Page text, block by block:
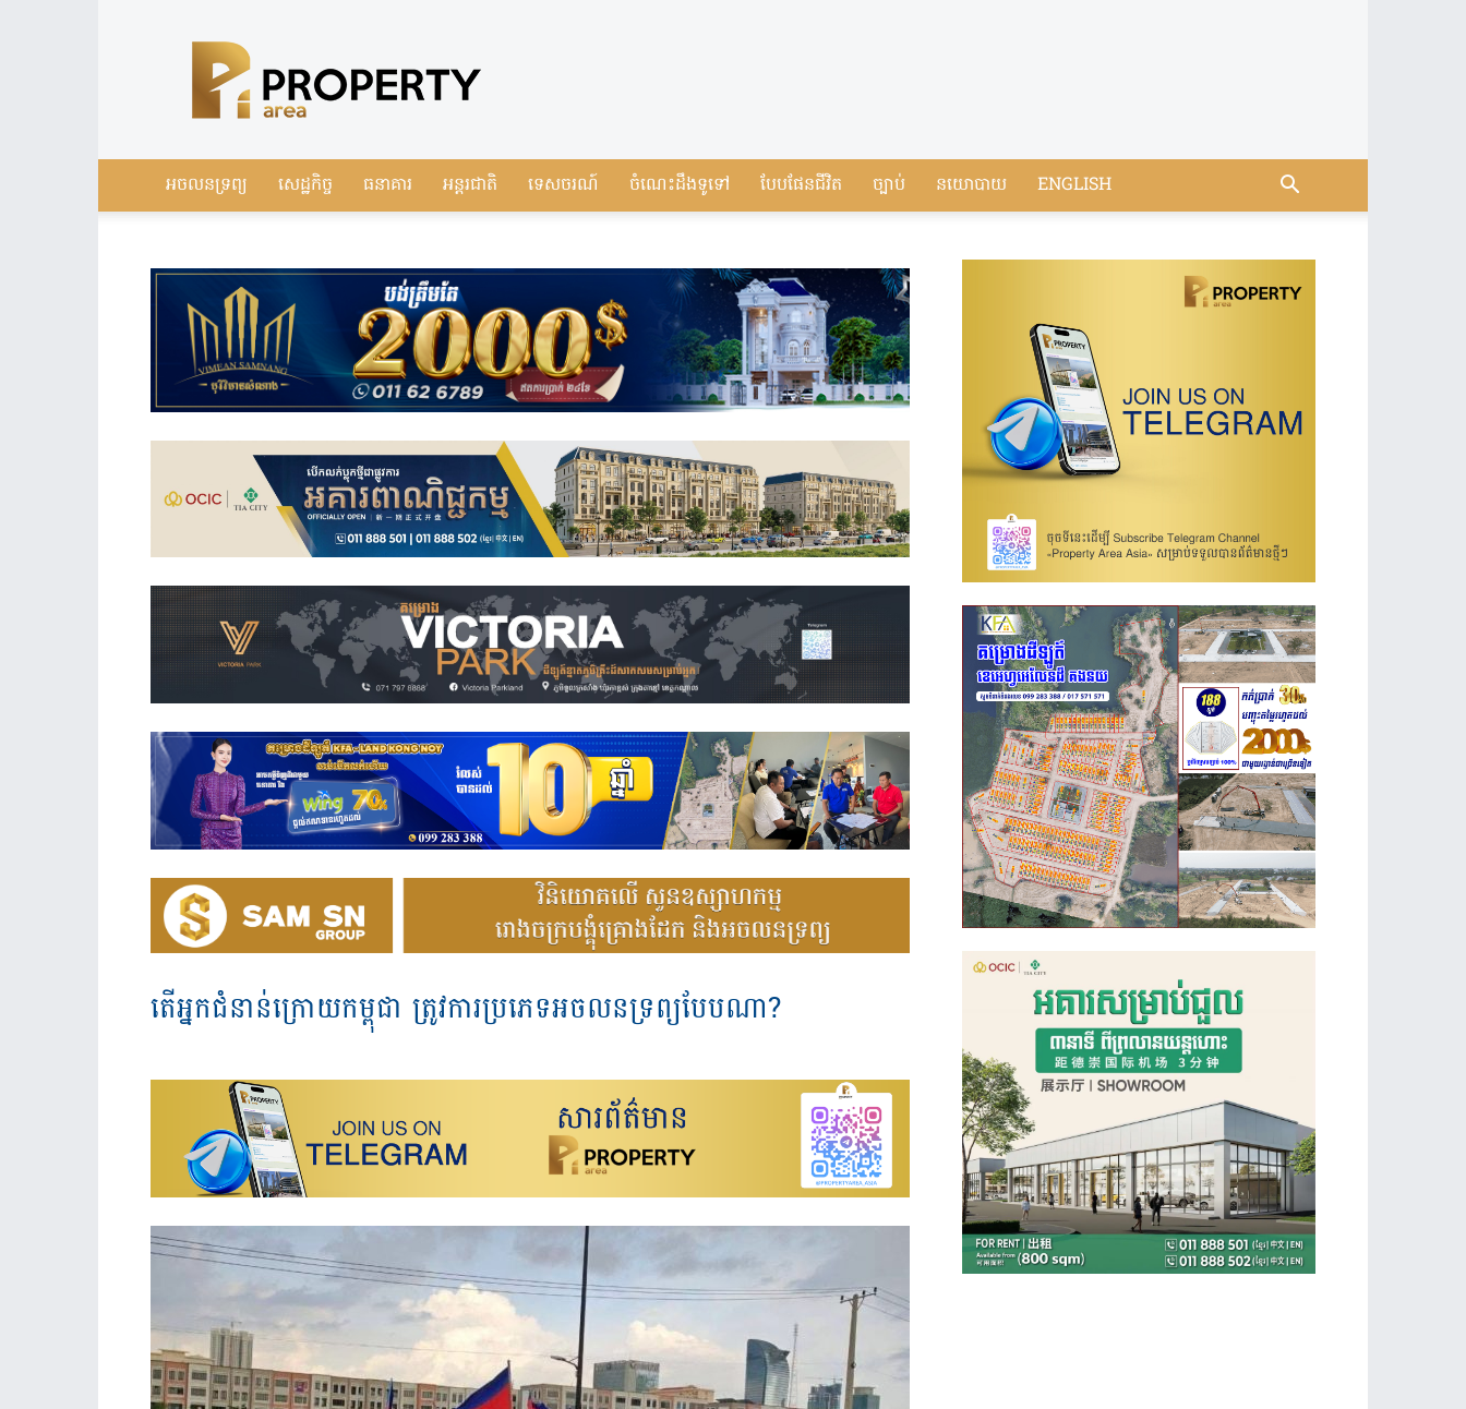
Real
Estate
Cambodia
អចលនទ្រព្យ សេដ្ឋកិច្ច ធនាគារ អន្តរជាតិ ទេសចរណ៍ ចំណេះដឹងទូទៅ បែបផែនជីវិត ច្បាប់ នយោបាយ ENGLISH
តើអ្នកជំនាន់ក្រោយកម្ពុជា ត្រូវការប្រភេទអចលនទ្រព្យបែបណា?